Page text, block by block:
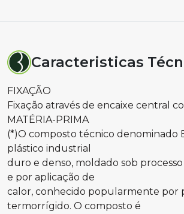
Caracteristicas
FIXAÇÃO
Fixação através de encaixe central
MATÉRIA-PRIMA
(*)O composto técnico denominado
plástico industrial
duro e denso, moldado sob
e por aplicação de
calor, conhecido popularmente por
termorrígido. O composto é